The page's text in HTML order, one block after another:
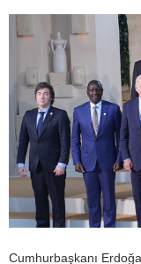
Cumhurbaşkanı